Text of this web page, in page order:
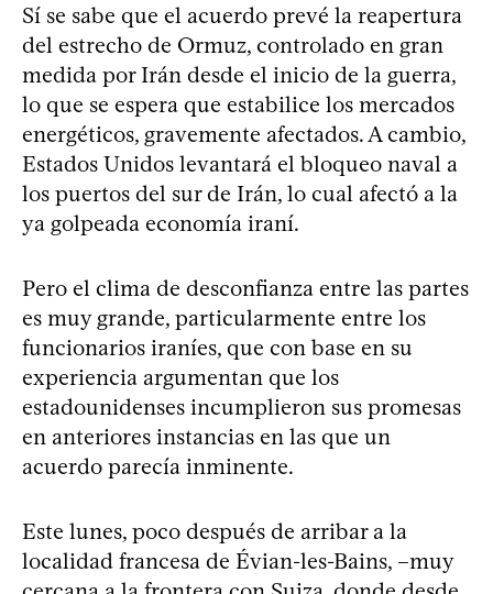
Sí se sabe que el acuerdo prevé la reapertura
del estrecho de Ormuz, controlado en gran
medida por Irán desde el inicio de la guerra,
lo que se espera que estabilice los mercados
energéticos, gravemente afectados. A cambio,
Estados Unidos levantará el bloqueo naval a
los puertos del sur de Irán, lo cual afectó a la
ya golpeada economía iraní.
Pero el clima de desconfianza entre las partes
es muy grande, particularmente entre los
funcionarios iraníes, que con base en su
experiencia argumentan que los
estadounidenses incumplieron sus promesas
en anteriores instancias en las que un
acuerdo parecía inminente.
Este lunes, poco después de arribar a la
localidad francesa de Évian-les-Bains, –muy